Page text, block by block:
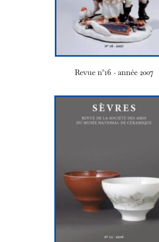
Revue n°16 - année 2007